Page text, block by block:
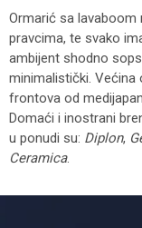
Ormarić sa
pravcima, te svako
ambijent shodno
minimalistički. Većina
frontova od
Domaći i inostrani
u ponudi su: Diplon,
Ceramica.